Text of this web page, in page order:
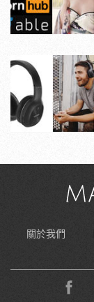
關於我們